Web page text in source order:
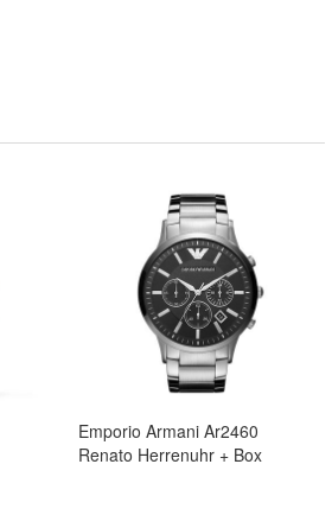
Emporio Armani Ar2460
Renato Herrenuhr + Box